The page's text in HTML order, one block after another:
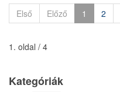
Első Előző 1 2
1. oldal / 4
Kategóriák